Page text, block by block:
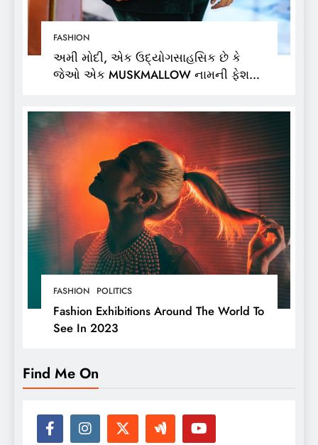
FASHION
અમી મોદી, એક ઉદ્યોગસાહસિક છે કે
જેઓ એક MUSKMALLOW નામની ફેશન
FASHION POLITICS
Fashion Exhibitions Around The World To
See In 2023
Find Me On